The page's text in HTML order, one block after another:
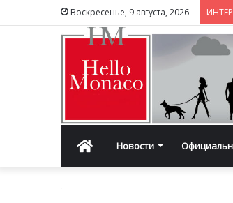
Воскресенье, 9 августа, 2026
ГлавнаяНовости